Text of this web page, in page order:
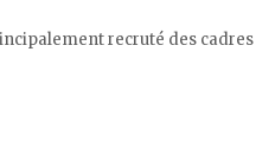
recruté des cadres